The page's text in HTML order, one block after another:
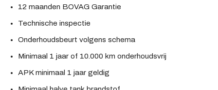
12 maanden BOVAG Garantie
Technische inspectie
Onderhoudsbeurt volgens schema
Minimaal 1 jaar of 10.000 km onderhoudsvrij
APK minimaal 1 jaar geldig